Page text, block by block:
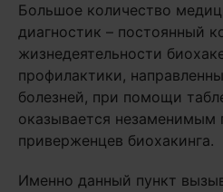
Большое количество
диагностик – постоянный
жизнедеятельности
профилактики,
болезней, при помощи
оказывается незаменимым
приверженцев биохакинга.
Именно данный пункт